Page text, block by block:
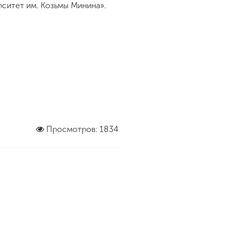
им. Козьмы Минина».
Просмотров: 1834